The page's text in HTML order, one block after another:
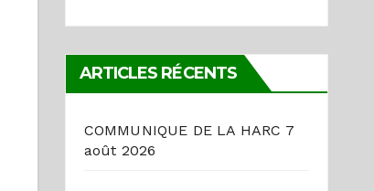
ARTICLES RÉCENTS
COMMUNIQUE DE LA HARC 7
août 2026